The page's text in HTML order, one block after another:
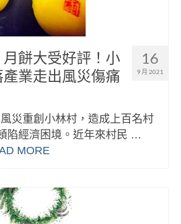
16
9 月 2021
月餅大受好評！小
業走出風災傷痛
災重創小林村，造成上百名村
陷經濟困境。近年來村民 …
MORE